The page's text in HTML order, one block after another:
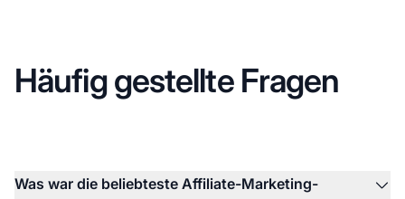
Häufig gestellte Fragen
Was war die beliebteste Affiliate-Marketing-